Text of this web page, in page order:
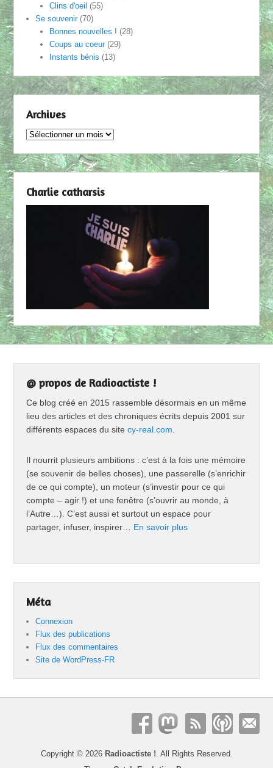
Clins d'oeil (55)
Se souvenir(70)
Bonnes nouvelles ! (28)
Coups au coeur(29)
Instants bénis (13)
Archives
Archives
Charlie catharsis
@ propos de Radioactiste !
Ce blog créé en 2015 rassemble désormais en un même
lieu des articles et des chroniques écrits depuis 2001 sur
différents espaces du sitecy-real.com
Il nourrit plusieurs ambitions : c’est à la fois une mémoire
(se souvenir de belles choses), une passerelle (s’enrichir
de ce qui compte), un moteur (s’investir pour ce qui
compte – agir !) et une fenêtre (s’ouvrir au monde, à
l’Autre…). C’est aussi et surtout un espace pour
partager, infuser, inspirer… En savoir plus
Méta
Connexion
Flux des publications
Flux des commentaires
Site de WordPress-FR
Copyright © 2026 Radioactiste ! . All Rights Reserved.